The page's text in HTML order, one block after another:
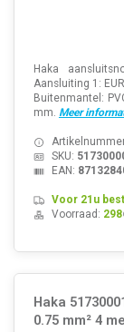
Haka
Aansluiting 1:
Buitenmantel:
mm. Meer
SKU:
EAN:
Voor 21u
Voorraad: 298
Haka
0.75 mm² 4